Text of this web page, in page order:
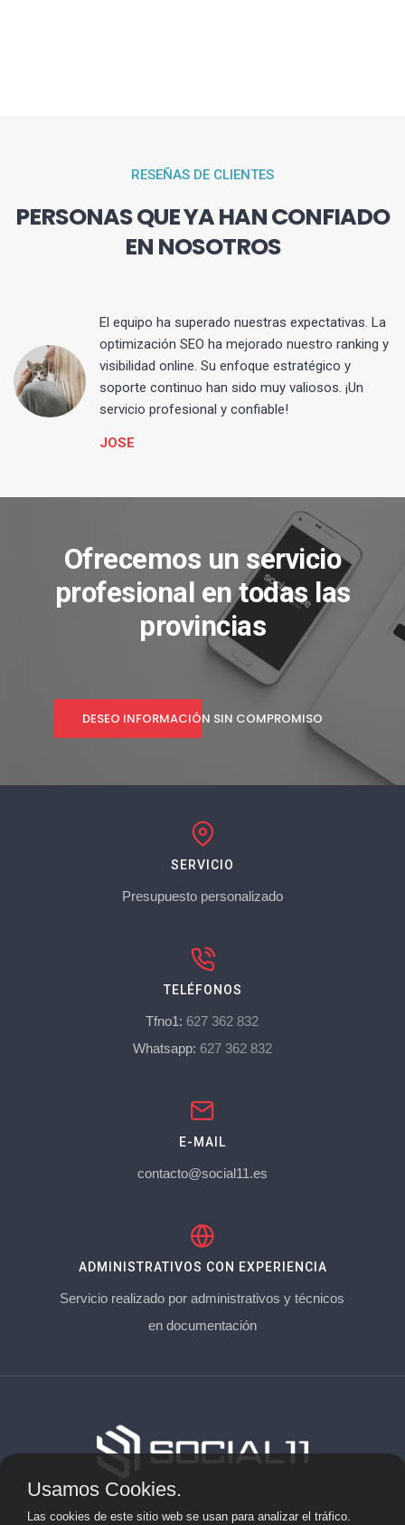
RESEÑAS DE CLIENTES
PERSONAS QUE YA HAN CONFIADO
EN NOSOTROS
El equipo ha superado nuestras expectativas. La
optimización SEO ha mejorado nuestro ranking y
visibilidad online. Su enfoque estratégico y
soporte continuo han sido muy valiosos. ¡Un
servicio profesional y confiable!
JOSE
Ofrecemos un servicio
profesional en todas las
provincias
DESEO INFORMACIÓN SIN COMPROMISO
SERVICIO
Presupuesto personalizado
TELÉFONOS
Tfno1: 627 362 832
Whatsapp: 627 362 832
E-MAIL
contacto@social11.es
ADMINISTRATIVOS CON EXPERIENCIA
Servicio realizado por administrativos y técnicos
en documentación
Aviso Legal
Usamos Cookies.
Las cookies de este sitio web se usan para analizar el tráfico.